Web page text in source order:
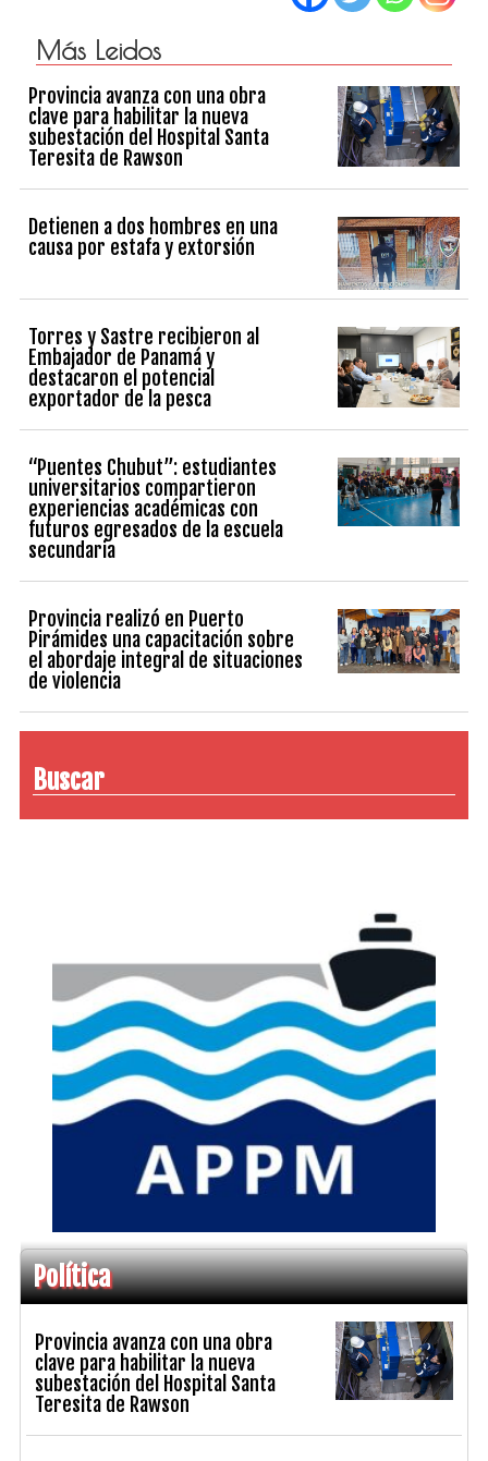
Más Leidos
Provincia avanza con una obra
clave para habilitar la nueva
subestación del Hospital Santa
Teresita de Rawson
Detienen a dos hombres en una
causa por estafa y extorsión
Torres y Sastre recibieron al
Embajador de Panamá y
destacaron el potencial
exportador de la pesca
“Puentes Chubut”: estudiantes
universitarios compartieron
experiencias académicas con
futuros egresados de la escuela
secundaria
Provincia realizó en Puerto
Pirámides una capacitación sobre
el abordaje integral de situaciones
de violencia
Buscar
Política
Provincia avanza con una obra
clave para habilitar la nueva
subestación del Hospital Santa
Teresita de Rawson